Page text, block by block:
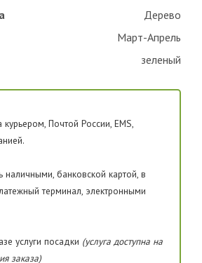
Дерево
Март-Апрель
зеленый
Почтой России, EMS,
банковской картой, в
терминал, электронными
услуги посадки (услуга доступна на
заказа)